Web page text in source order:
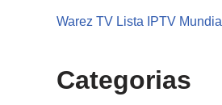
Warez TV Lista IPTV Mundial
Categorias